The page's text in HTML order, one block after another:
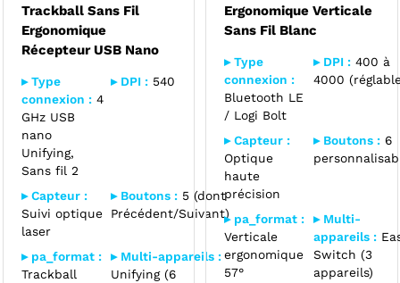
Trackball Sans Fil
Ergonomique
Récepteur USB Nano
▸ Type
connexion :4
GHz USB
nano
Unifying,
Sans fil 2
▸ DPI :540
▸ Capteur :
Suivi optique
laser
▸ Boutons :5 (dont
Précédent/Suivant)
▸ pa_format :
Trackball
▸ Multi-appareils :
Unifying (6
Ergonomique Verticale
Sans Fil Blanc
▸ Type
connexion :
Bluetooth LE
/ Logi Bolt
▸ DPI : 400 à
4000
▸ Capteur :
Optique
haute
précision
▸ Boutons : 6
▸ pa_format :
Verticale
ergonomique
57°
▸ Multi-
appareils :
Switch (3
appareils)